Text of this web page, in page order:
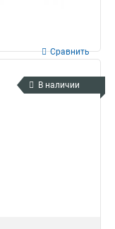
Сравнить
В наличии